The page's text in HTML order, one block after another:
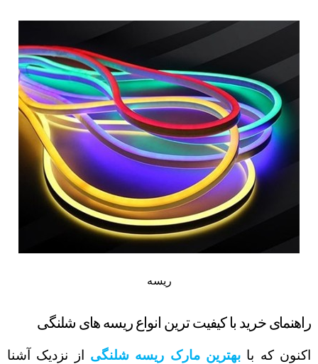
ریسه
راهنمای خرید با کیفیت ترین انواع ریسه های شلنگی
اکنون که با بهترین مارک ریسه شلنگی از نزدیک آشنا